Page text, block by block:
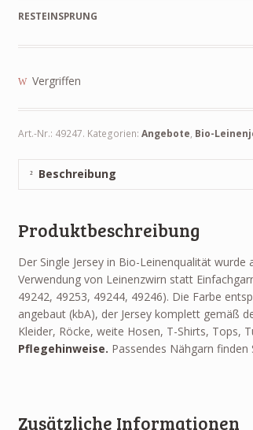
RESTEINSPRUNG
Vergriffen
Art.-Nr.: 49247. Kategorien: Angebote, Bio-
Beschreibung
Produktbeschreibung
Der Single Jersey in Bio-Leinenqualität
Verwendung von Leinenzwirn statt
49242, 49253, 49244, 49246). Die Farbe
angebaut (kbA), der Jersey komplett gemäß
Kleider, Röcke, weite Hosen, T-Shirts, Tops,
Pflegehinweise. Passendes Nähgarn finden
Zusätzliche Informationen